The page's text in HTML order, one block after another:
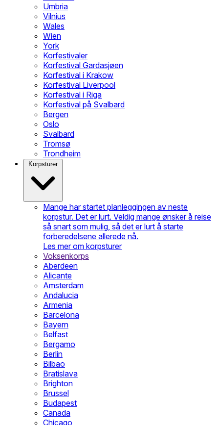
Umbria
Vilnius
Wales
Wien
York
Korfestivaler
Korfestival Gardasjøen
Korfestival i Krakow
Korfestival Liverpool
Korfestival i Riga
Korfestival på Svalbard
Bergen
Oslo
Svalbard
Tromsø
Trondheim
Korpsturer
Mange har startet planleggingen av neste
korpstur. Det er lurt. Veldig mange ønsker å reise
så snart som mulig, så det er lurt å starte
forberedelsene allerede nå.
Les mer om korpsturer
Voksenkorps
Aberdeen
Alicante
Amsterdam
Andalucia
Armenia
Barcelona
Bayern
Belfast
Bergamo
Berlin
Bilbao
Bratislava
Brighton
Brussel
Budapest
Canada
Chicago